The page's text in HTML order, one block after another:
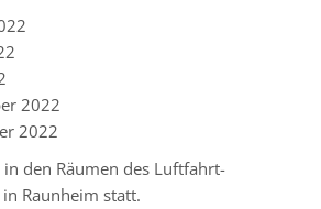
2022
2022
den Räumen des Luftfahrt-
Raunheim statt.